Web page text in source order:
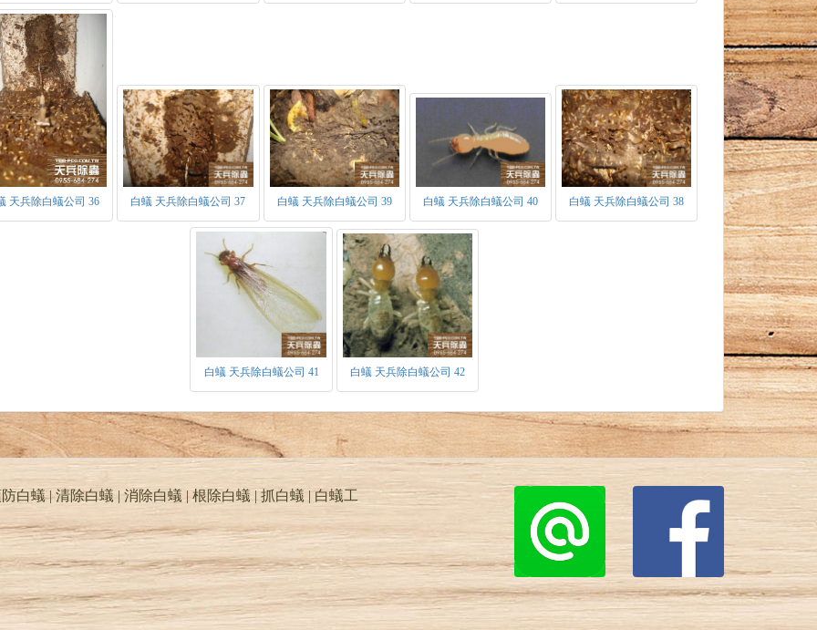
天兵除白蟻公司 36 白蟻 天兵除白蟻公司 37 白蟻 天兵除白蟻公司 39 白蟻 天兵除白蟻公司 40 白蟻 天兵除白蟻公司 38
白蟻 天兵除白蟻公司 41 白蟻 天兵除白蟻公司 42
白蟻 | 清除白蟻 | 消除白蟻 | 根除白蟻 | 抓白蟻 |白蟻工